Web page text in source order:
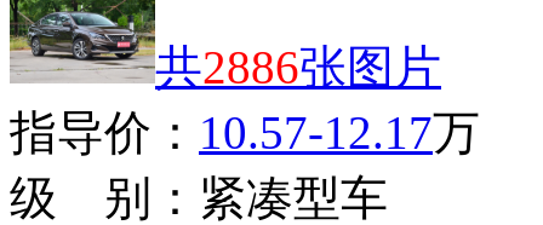
共2886张图片
指导价： 10.57-12.17万
级 别： 紧凑型车